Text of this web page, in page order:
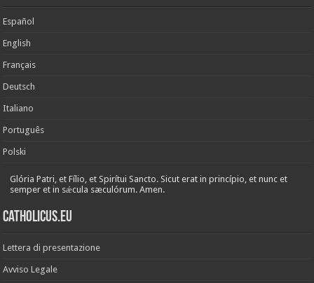
Español
English
Français
Deutsch
Italiano
Português
Polski
Glória Patri, et Fílio, et Spirítui Sancto. Sicut erat in princípio, et nunc et
semper et in sǽcula sæculórum. Amen.
Catholicus.eu
Lettera di presentazione
Avviso Legale